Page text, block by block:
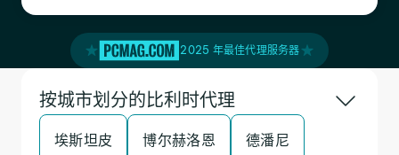
2025 年最佳代理服务器
按城市划分的比利时代理
埃斯坦皮 博尔赫洛恩 德潘尼